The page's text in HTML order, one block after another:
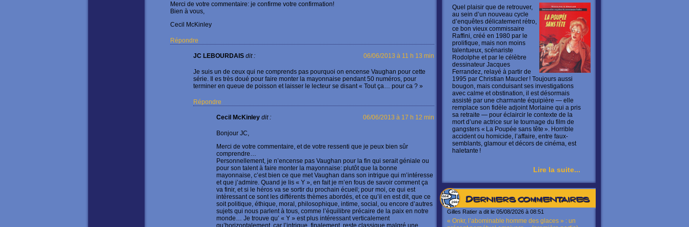
Quel plaisir que de retrouver,
au sein d’un nouveau cycle
d’enquêtes délicatement rétro,
ce bon vieux commissaire
Raffini, créé en 1980 par le
prolifique, mais non moins
talentueux, scénariste
Rodolphe et par le célèbre
dessinateur Jacques
Ferrandez, relayé à partir de
1995 par Christian Maucler ! Toujours aussi
bougon, mais conduisant ses investigations
avec calme et obstination, il est désormais
assisté par une charmante équipière — elle
remplace son fidèle adjoint Morlaine qui a pris
sa retraite — pour éclaircir le contexte de la
mort d’une actrice sur le tournage du film de
gangsters « La Poupée sans tête ». Horrible
accident ou homicide, l’affaire, entre faux-
semblants, glamour et décors de cinéma, est
haletante !
Lire la suite...
Derniers commentaires
Gilles Ratier a dit le 05/08/2026 à 08:51
« Onkr, l’abominable homme des glaces » : un
Merci de votre commentaire: je confirme votre confirmation!
Bien à vous,
Cecil McKinley
Répondre
JC LEBOURDAIS dit : 06/06/2013 à 11 h 13 min
Je suis un de ceux qui ne comprends pas pourquoi on encense Vaughan pour cette
série. Il es très doué pour faire monter la mayonnaise pendant 50 numéros, pour
terminer en queue de poisson et laisser le lecteur se disant « Tout ça… pour ca ? »
Répondre
Cecil McKinley dit : 06/06/2013 à 17 h 12 min
Bonjour JC,
Merci de votre commentaire, et de votre ressenti que je peux bien sûr
comprendre…
Personnellement, je n’encense pas Vaughan pour la fin qui serait géniale ou
pour son talent à faire monter la mayonnaise: plutôt que la bonne
mayonnaise, c’est bien ce que met Vaughan dans son intrigue qui m’intéresse
et que j’admire. Quand je lis « Y », en fait je m’en fous de savoir comment ça
va finir, et si le héros va se sortir du prochain écueil; pour moi, ce qui est
intéressant ce sont les différents thèmes abordés, et ce qu’il en est dit, que ce
soit politique, éthique, moral, philosophique, intime, social, ou encore d’autres
sujets qui nous parlent à tous, comme l’équilibre précaire de la paix en notre
monde… Je trouve qu’ « Y » est plus intéressant verticalement
qu’horizontalement, car l’intrigue, finalement, reste classique malgré une